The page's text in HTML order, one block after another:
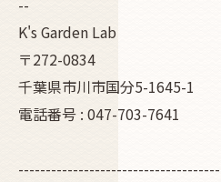
--
K's Garden Lab
〒272-0834
千葉県市川市国分5-1645-1
電話番号 : 047-703-7641